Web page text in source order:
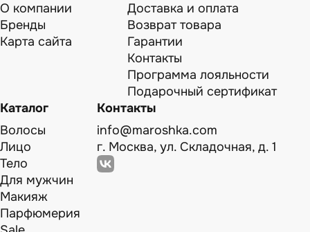
О компании
Бренды
Карта сайта
Доставка и оплата
Возврат товара
Гарантии
Контакты
Программа лояльности
Подарочный сертификат
Каталог
Волосы
Лицо
Тело
Для мужчин
Макияж
Парфюмерия
Контакты
info@maroshka.com
г. Москва, ул. Складочная, д. 1